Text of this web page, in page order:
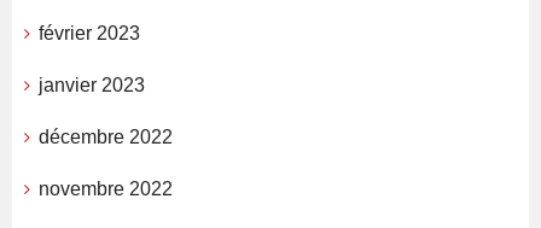
février 2023
janvier 2023
décembre 2022
novembre 2022